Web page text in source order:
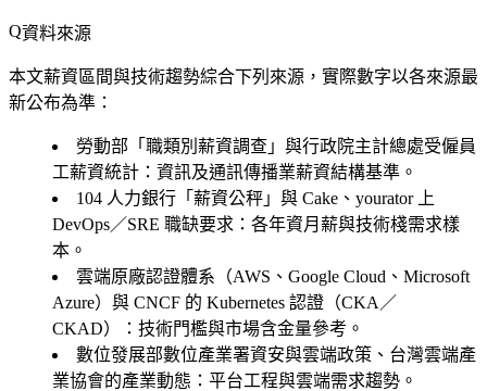
資料來源
本文薪資區間與技術趨勢綜合下列來源，實際數字以各來源最
新公布為準：
勞動部「職類別薪資調查」與行政院主計總處受僱員
工薪資統計：資訊及通訊傳播業薪資結構基準。
104 人力銀行「薪資公秤」與 Cake、yourator 上
DevOps／SRE 職缺要求：各年資月薪與技術棧需求樣
本。
雲端原廠認證體系（AWS、Google Cloud、Microsoft
Azure）與 CNCF 的 Kubernetes 認證（CKA／
CKAD）：技術門檻與市場含金量參考。
數位發展部數位產業署資安與雲端政策、台灣雲端產
業協會的產業動態：平台工程與雲端需求趨勢。